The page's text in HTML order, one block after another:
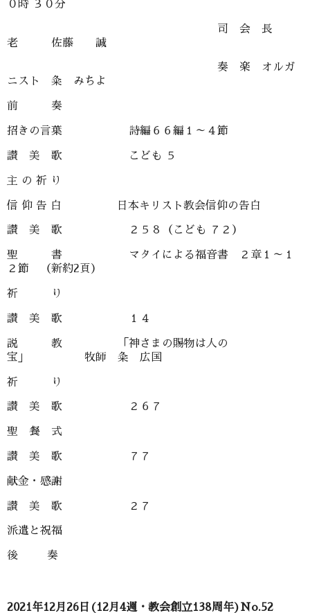
０時 ３０分
司 会 長
老 佐藤 誠
奏 楽 オルガ
ニスト 粂 みちよ
前 奏
招きの言葉 詩編６６編１～４節
讃 美 歌 こども ５
主 の 祈 り
信 仰 告 白 日本キリスト教会信仰の告白
讃 美 歌 ２５８（こども ７２）
聖 書 マタイによる福音書 ２章１～１
２節 （新約2頁）
祈 り
讃 美 歌 １４
説 教 「神さまの賜物は人の
宝」 牧師 粂 広国
祈 り
讃 美 歌 ２６７
聖 餐 式
讃 美 歌 ７７
献金・感謝
讃 美 歌 ２７
派遣と祝福
後 奏
2021年12月26日(12月4週・教会創立138周年)No.52